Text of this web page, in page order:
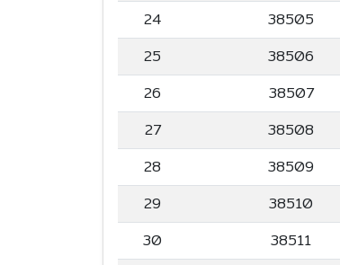
24
38505
25
38506
26
38507
27
38508
28
38509
29
38510
30
38511